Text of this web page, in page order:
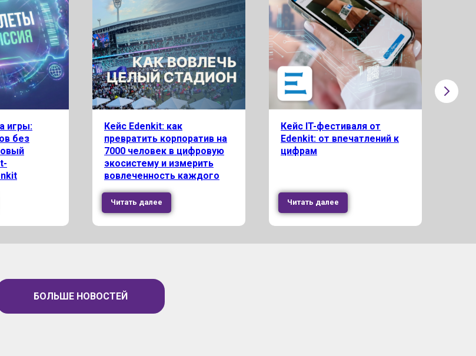
игры:
без
Кейс Edenkit: как
превратить корпоратив на
7000 человек в цифровую
экосистему и измерить
вовлеченность каждого
Читать далее
Кейс IT-фестиваля от
Edenkit: от впечатлений к
цифрам
Читать далее
БОЛЬШЕ НОВОСТЕЙ